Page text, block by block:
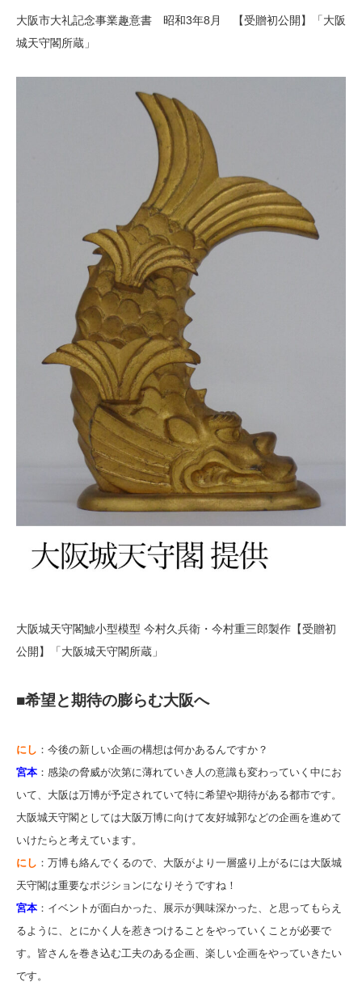
大阪市大礼記念事業趣意書 昭和3年8月 【受贈初公開】「大阪
城天守閣所蔵」
大阪城天守閣鯱小型模型 今村久兵衛・今村重三郎製作【受贈初
公開】「大阪城天守閣所蔵」
■希望と期待の膨らむ大阪へ
にし ：今後の新しい企画の構想は何かあるんですか？
宮本 ：感染の脅威が次第に薄れていき人の意識も変わっていく中にお
いて、大阪は万博が予定されていて特に希望や期待がある都市です。
大阪城天守閣としては大阪万博に向けて友好城郭などの企画を進めて
いけたらと考えています。
にし ：万博も絡んでくるので、大阪がより一層盛り上がるには大阪城
天守閣は重要なポジションになりそうですね！
宮本 ：イベントが面白かった、展示が興味深かった、と思ってもらえ
るように、とにかく人を惹きつけることをやっていくことが必要で
す。皆さんを巻き込む工夫のある企画、楽しい企画をやっていきたい
です。